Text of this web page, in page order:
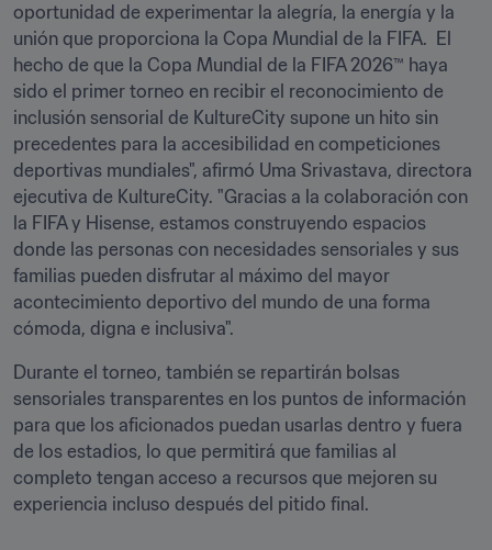
oportunidad de experimentar la alegría, la energía y la
unión que proporciona la Copa Mundial de la FIFA.  El
hecho de que la Copa Mundial de la FIFA 2026™ haya
sido el primer torneo en recibir el reconocimiento de
inclusión sensorial de KultureCity supone un hito sin
precedentes para la accesibilidad en competiciones
deportivas mundiales", afirmó Uma Srivastava, directora
ejecutiva de KultureCity. "Gracias a la colaboración con
la FIFA y Hisense, estamos construyendo espacios
donde las personas con necesidades sensoriales y sus
familias pueden disfrutar al máximo del mayor
acontecimiento deportivo del mundo de una forma
cómoda, digna e inclusiva".
Durante el torneo, también se repartirán bolsas
sensoriales transparentes en los puntos de información
para que los aficionados puedan usarlas dentro y fuera
de los estadios, lo que permitirá que familias al
completo tengan acceso a recursos que mejoren su
experiencia incluso después del pitido final.